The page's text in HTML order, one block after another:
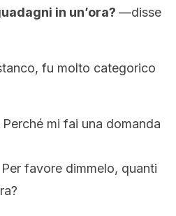
in un’ora? —disse
fu molto categorico
mi fai una domanda
favore dimmelo, quanti
?